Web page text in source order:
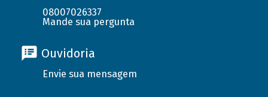
08007026337
Mande sua pergunta
Ouvidoria
Envie sua mensagem